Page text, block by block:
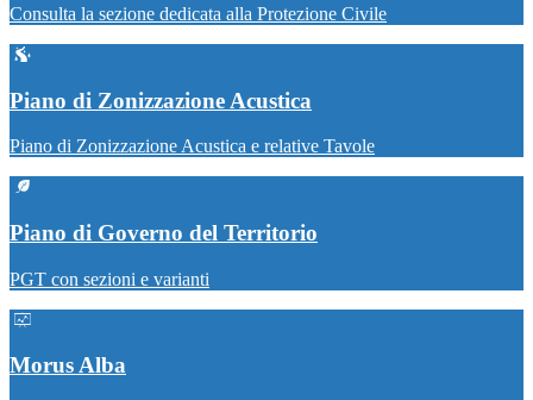
Consulta la sezione dedicata alla Protezione Civile
Piano di Zonizzazione Acustica
Piano di Zonizzazione Acustica e relative Tavole
Piano di Governo del Territorio
PGT con sezioni e varianti
Morus Alba